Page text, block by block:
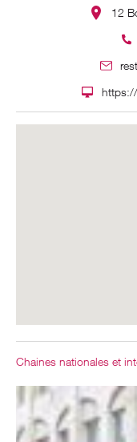
12
Chaines nationales et